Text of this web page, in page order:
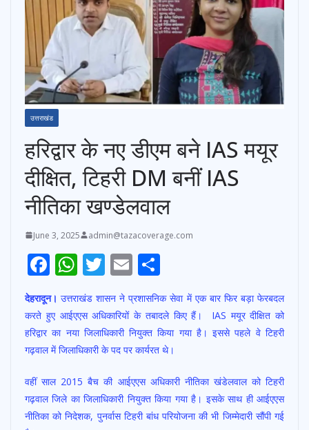
उत्तराखंड
हरिद्वार के नए डीएम बने IAS मयूर
दीक्षित, टिहरी DM बनीं IAS
नीतिका खण्डेलवाल
June 3, 2025 admin@tazacoverage.com
F
e
b
o
o
k
W
h
at
s
A
p
p
T
w
itt
er
E
m
ai
l
h
ar
e
देहरादून। उत्तराखंड शासन ने प्रशासनिक सेवा में एक बार फिर बड़ा फेरबदल
करते हुए आईएएस अधिकारियों के तबादले किए हैं। IAS मयूर दीक्षित को
हरिद्वार का नया जिलाधिकारी नियुक्त किया गया है। इससे पहले वे टिहरी
गढ़वाल में जिलाधिकारी के पद पर कार्यरत थे।
वहीं साल 2015 बैच की आईएएस अधिकारी नीतिका खंडेलवाल को टिहरी
गढ़वाल जिले का जिलाधिकारी नियुक्त किया गया है। इसके साथ ही आईएएस
नीतिका को निदेशक, पुनर्वास टिहरी बांध परियोजना की भी जिम्मेदारी सौंपी गई